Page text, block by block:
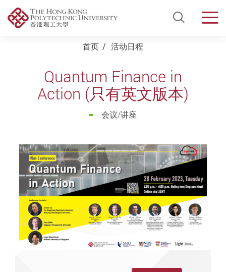
Open
首页 活动日程
Quantum Finance in
Action (只有英文版本)
会议/讲座